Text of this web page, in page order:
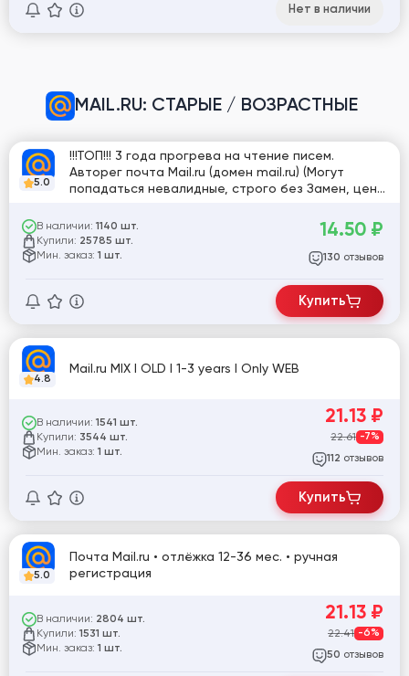
Нет в наличии
MAIL.RU: СТАРЫЕ / ВОЗРАСТНЫЕ
5.0
!!!ТОП!!! 3 года прогрева на чтение писем.
Авторег почта Mail.ru (домен mail.ru) (Могут
попадаться невалидные, строго без Замен, цена
Формат: логин:пароль
В наличии: 1140 шт.
Купили: 25785 шт.
Мин. заказ: 1 шт.
14.50 ₽
130 отзывов
Купить
4.8
Mail.ru MIX I OLD I 1-3 years I Only WEB
В наличии: 1541 шт.
Купили: 3544 шт.
Мин. заказ: 1 шт.
21.13 ₽
22.61 -7%
112 отзывов
Купить
5.0
Почта Mail.ru • отлёжка 12-36 мес. • ручная
регистрация
В наличии: 2804 шт.
Купили: 1531 шт.
Мин. заказ: 1 шт.
21.13 ₽
22.41 -6%
50 отзывов